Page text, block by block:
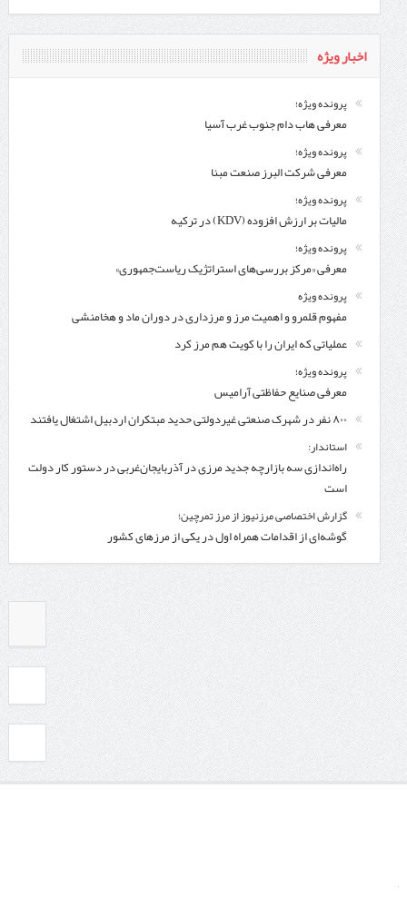
اخبار ویژه
پرونده ویژه؛
معرفی هاب دام جنوب غرب آسیا
پرونده ویژه؛
معرفی شركت البرز صنعت مبنا
پرونده ویژه؛
مالیات بر ارزش افزوده (KDV) در ترکیه
پرونده ویژه؛
معرفی «مرکز بررسی‌های استراتژیک ریاست‌جمهوری»
پرونده ویژه
مفهوم قلمرو و اهمیت مرز و مرزداری در دوران ماد و هخامنشی
عملیاتی که ایران را با کویت هم مرز کرد
پرونده ویژه؛
معرفی صنایع حفاظتی آرامیس
۸۰۰ نفر در شهرک صنعتی غیردولتی حدید مبتکران اردبیل اشتغال یافتند
استاندار:
راه‌اندازی سه بازارچه جدید مرزی در آذربایجان‌غربی در دستور کار دولت
است
گزارش اختصاصی مرزنیوز از مرز تمرچین؛
گوشه‌ای از اقدامات همراه اول در یکی از مرزهای کشور